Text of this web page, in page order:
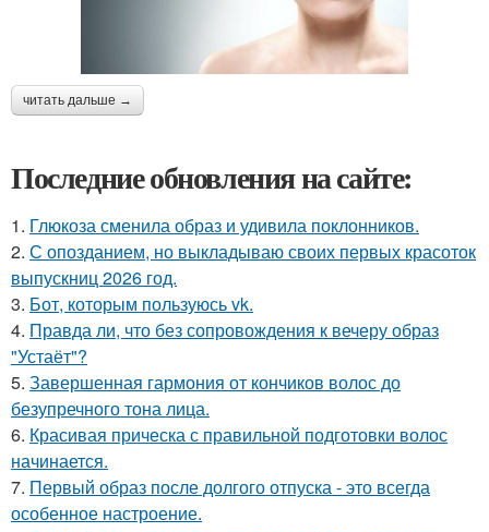
читать дальше →
Последние обновления на сайте:
1. Глюкоза сменила образ и удивила поклонников.
2. С опозданием, но выкладываю своих первых красоток
выпускниц 2026 год.
3. Бот, которым пользуюсь vk.
4. Правда ли, что без сопровождения к вечеру образ
"Устаёт"?
5. Завершенная гармония от кончиков волос до
безупречного тона лица.
6. Красивая прическа с правильной подготовки волос
начинается.
7. Первый образ после долгого отпуска - это всегда
особенное настроение.